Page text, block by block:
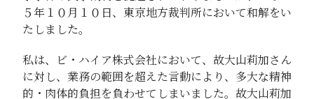
５年１０月１０日、東京地方裁判所において和解をい
たしました。
私は、ビ・ハイア株式会社において、故大山莉加さん
に対し、業務の範囲を超えた言動により、多大な精神
的・肉体的負担を負わせてしまいました。故大山莉加